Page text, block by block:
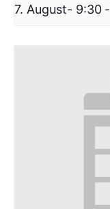
7. August- 9:30 -